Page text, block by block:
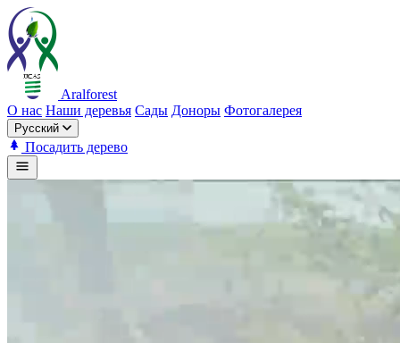
Aralforest
О нас Наши деревья Сады Доноры Фотогалерея
Русский
Посадить дерево